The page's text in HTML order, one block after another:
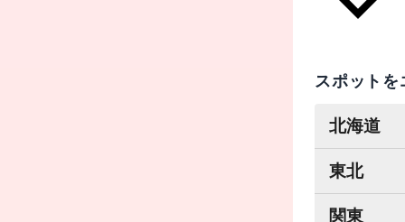
スポット
北海道
東北
関東